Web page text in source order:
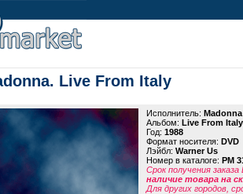
Live From Italy
Исполнитель: Madonna
Альбом: Live From Italy
Год: 1988
Формат носителя: DVD
Лэйбл: Warner Us
Номер в каталоге: PM
Срок получения
наличие товара на
Для других городов,